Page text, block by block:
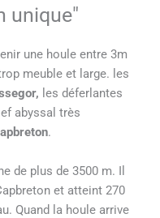
unique"
une houle entre 3m
meuble et large. les
les déferlantes
abyssal très
.
de plus de 3500 m. Il
et atteint 270
Quand la houle arrive